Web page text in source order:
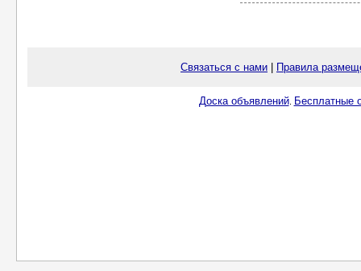
Связаться с нами Правила
Доска объявлений. Бесплатные